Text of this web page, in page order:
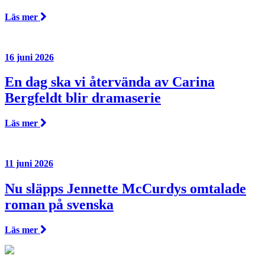
Läs mer
16 juni 2026
En dag ska vi återvända av Carina
Bergfeldt blir dramaserie
Läs mer
11 juni 2026
Nu släpps Jennette McCurdys omtalade
roman på svenska
Läs mer